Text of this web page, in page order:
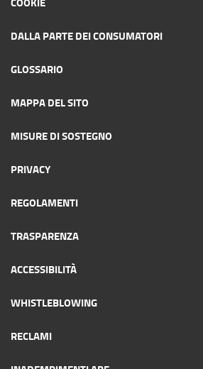
DALLA PARTE DEI CONSUMATORI
GLOSSARIO
MAPPA DEL SITO
MISURE DI SOSTEGNO
PRIVACY
REGOLAMENTI
TRASPARENZA
ACCESSIBILITÀ
WHISTLEBLOWING
RECLAMI